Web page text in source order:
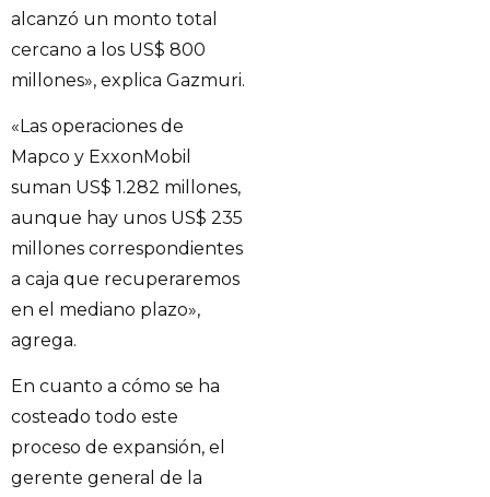
alcanzó un monto total
cercano a los US$ 800
millones», explica Gazmuri.
«Las operaciones de
Mapco y ExxonMobil
suman US$ 1.282 millones,
aunque hay unos US$ 235
millones correspondientes
a caja que recuperaremos
en el mediano plazo»,
agrega.
En cuanto a cómo se ha
costeado todo este
proceso de expansión, el
gerente general de la